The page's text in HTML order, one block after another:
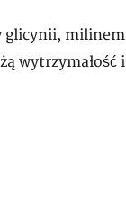
glicynii,
wytrzymałość